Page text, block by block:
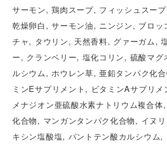
サーモン, 鶏肉スープ, フィッシュスー
乾燥卵白, サーモン油, ニンジン, ブロ
チャ, タウリン, 天然香料, グァーガム,
ー, クランベリー, 塩化コリン, 硫酸マ
ルシウム, ホウレン草, 亜鉛タンパク化
ミンEサプリメント, ビタミンAサプリ
メナジオン亜硫酸水素ナトリウム複合
化合物, マンガンタンパク化合物, イヌ
キシン塩酸塩, パントテン酸カルシウム,